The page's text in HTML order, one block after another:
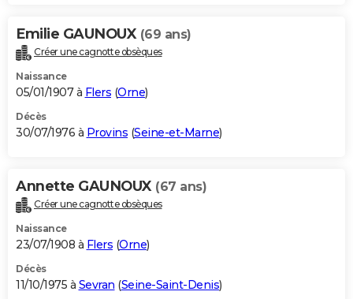
Emilie GAUNOUX (69 ans)
Créer une cagnotte obsèques
Naissance
05/01/1907 à Flers (Orne)
Décès
30/07/1976 à Provins (Seine-et-Marne)
Annette GAUNOUX (67 ans)
Créer une cagnotte obsèques
Naissance
23/07/1908 à Flers (Orne)
Décès
11/10/1975 à Sevran (Seine-Saint-Denis)